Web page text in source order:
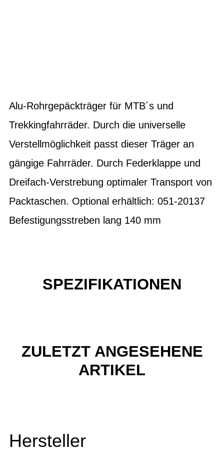
Alu-Rohrgepäckträger für MTB´s und
Trekkingfahrräder. Durch die universelle
Verstellmöglichkeit passt dieser Träger an
gängige Fahrräder. Durch Federklappe und
Dreifach-Verstrebung optimaler Transport von
Packtaschen. Optional erhältlich: 051-20137
Befestigungsstreben lang 140 mm
SPEZIFIKATIONEN
ZULETZT ANGESEHENE
ARTIKEL
Hersteller